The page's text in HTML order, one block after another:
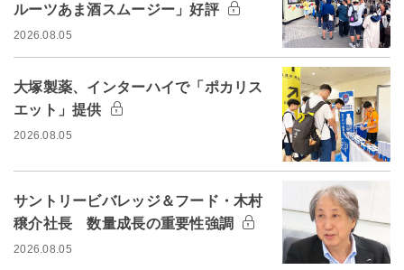
ルーツあま酒スムージー」好評
2026.08.05
大塚製薬、インターハイで「ポカリス
エット」提供
2026.08.05
サントリービバレッジ＆フード・木村
穣介社長 数量成長の重要性強調
2026.08.05